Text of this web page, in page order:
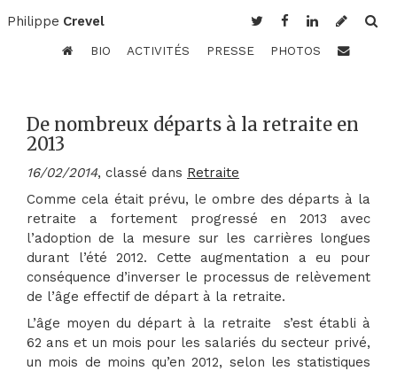
Philippe Crevel
BIO ACTIVITÉS PRESSE PHOTOS
De nombreux départs à la retraite en
2013
16/02/2014, classé dans Retraite
Comme cela était prévu, le ombre des départs à la
retraite a fortement progressé en 2013 avec
l’adoption de la mesure sur les carrières longues
durant l’été 2012. Cette augmentation a eu pour
conséquence d’inverser le processus de relèvement
de l’âge effectif de départ à la retraite.
L’âge moyen du départ à la retraite s’est établi à
62 ans et un mois pour les salariés du secteur privé,
un mois de moins qu’en 2012, selon les statistiques